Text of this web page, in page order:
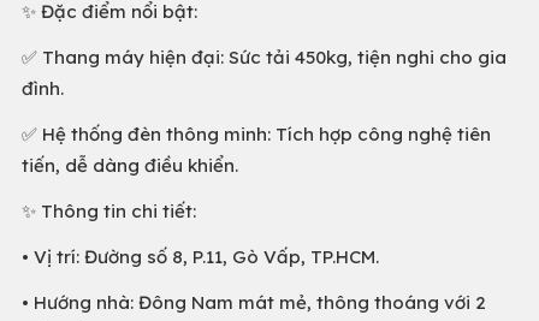
✨ Đặc điểm nổi bật:
✅ Thang máy hiện đại: Sức tải 450kg, tiện nghi cho gia
đình.
✅ Hệ thống đèn thông minh: Tích hợp công nghệ tiên
tiến, dễ dàng điều khiển.
✨ Thông tin chi tiết:
• Vị trí: Đường số 8, P.11, Gò Vấp, TP.HCM.
• Hướng nhà: Đông Nam mát mẻ, thông thoáng với 2